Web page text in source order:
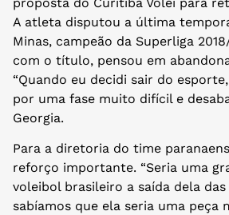
A atleta disputou a última
Minas, campeão da Superliga
com o título, pensou em
“Quando eu decidi sair do
por uma fase muito difícil e
Georgia.
Para a diretoria do time
reforço importante. “Seria uma
voleibol brasileiro a saída dela
sabíamos que ela seria uma